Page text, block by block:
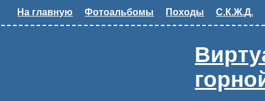
На главную Фотоальбомы Походы С.К.Ж.Д.